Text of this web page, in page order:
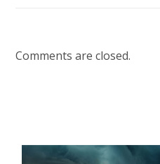
Comments are closed.